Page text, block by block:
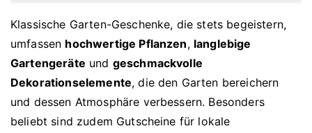
Klassische Garten-Geschenke, die stets begeistern,
umfassen hochwertige Pflanzen, langlebige
Gartengeräte und geschmackvolle
Dekorationselemente, die den Garten bereichern
und dessen Atmosphäre verbessern. Besonders
beliebt sind zudem Gutscheine für lokale